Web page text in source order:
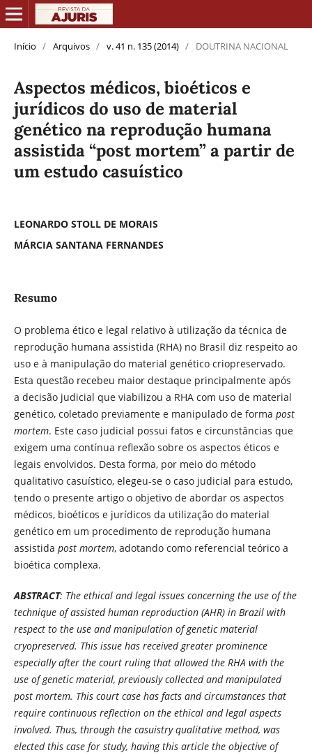
Início / Arquivos / v. 41 n. 135 (2014) / DOUTRINA NACIONAL
Aspectos médicos, bioéticos e
jurídicos do uso de material
genético na reprodução humana
assistida “post mortem” a partir de
um estudo casuístico
LEONARDO STOLL DE MORAIS
MÁRCIA SANTANA FERNANDES
Resumo
O problema ético e legal relativo à utilização da técnica de
reprodução humana assistida (RHA) no Brasil diz respeito ao
uso e à manipulação do material genético criopreservado.
Esta questão recebeu maior destaque principalmente após
a decisão judicial que viabilizou a RHA com uso de material
genético, coletado previamente e manipulado de forma post
mortem. Este caso judicial possui fatos e circunstâncias que
exigem uma contínua reflexão sobre os aspectos éticos e
legais envolvidos. Desta forma, por meio do método
qualitativo casuístico, elegeu-se o caso judicial para estudo,
tendo o presente artigo o objetivo de abordar os aspectos
médicos, bioéticos e jurídicos da utilização do material
genético em um procedimento de reprodução humana
assistida post mortem, adotando como referencial teórico a
bioética complexa.
ABSTRACT: The ethical and legal issues concerning the use of the
technique of assisted human reproduction (AHR) in Brazil with
respect to the use and manipulation of genetic material
cryopreserved. This issue has received greater prominence
especially after the court ruling that allowed the RHA with the
use of genetic material, previously collected and manipulated
post mortem. This court case has facts and circumstances that
require continuous reflection on the ethical and legal aspects
involved. Thus, through the casuistry qualitative method, was
elected this case for study, having this article the objective of